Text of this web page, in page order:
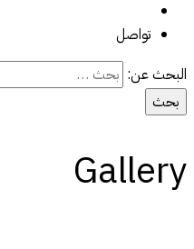
تواصل
البحث عن:
Gallery